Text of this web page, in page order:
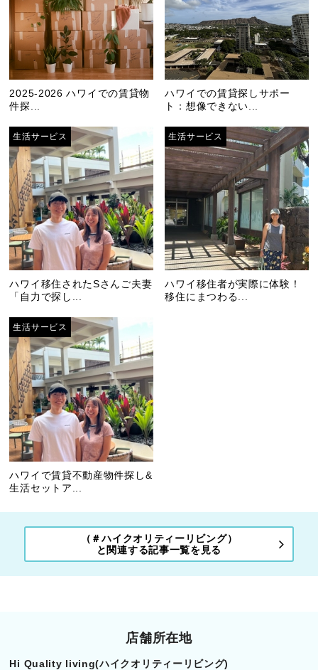
2025-2026 ハワイでの賃貸物
件探...
ハワイでの賃貸探しサポー
ト：想像できない...
生活サービス
ハワイ移住されたSさんご夫妻
「自力で探し...
生活サービス
ハワイ移住者が実際に体験！
移住にまつわる...
生活サービス
ハワイで賃貸不動産物件探し&
生活セットア...
（＃ハイクオリティーリビング）
と関連する記事一覧を見る
店舗所在地
Hi Quality living(ハイクオリティーリビング)